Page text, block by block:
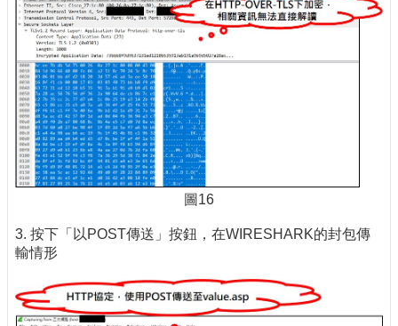
圖16
3. 按下「以POST傳送」按鈕，在WIRESHARK的封包傳
輸情形